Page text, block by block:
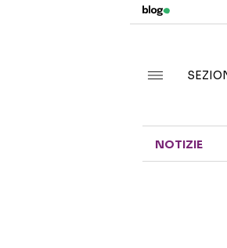
NOTIZIE